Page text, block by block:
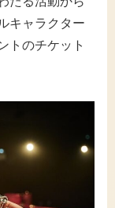
キャラクター
トのチケット